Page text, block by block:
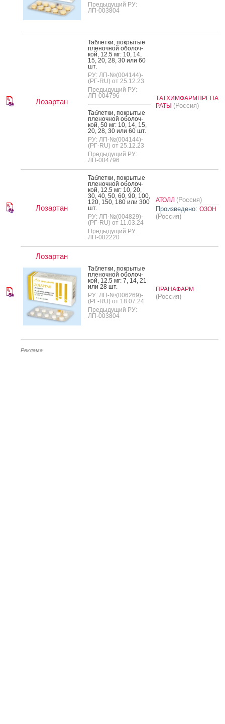
Предыдущий РУ:
ЛП-003804
Лозартан
Таб­летки, пок­ры­тые
пле­ноч­ной обо­лоч­
кой, 12.5 мг: 10, 14,
15, 20, 28, 30 или 60
шт.
РУ: ЛП-№(004144)-
(РГ-RU) от 25.12.23
Предыдущий РУ:
ЛП-004796
Таб­летки, пок­ры­тые
пле­ноч­ной обо­лоч­
кой, 50 мг: 10, 14, 15,
20, 28, 30 или 60 шт.
РУ: ЛП-№(004144)-
(РГ-RU) от 25.12.23
Предыдущий РУ:
ЛП-004796
ТАТХИМФАРМПРЕПА
РАТЫ (Россия)
Лозартан
Таб­летки, пок­ры­тые
пле­ноч­ной обо­лоч­
кой, 12.5 мг: 10, 20,
30, 40, 50, 60, 90, 100,
120, 150, 180 или 300
шт.
РУ: ЛП-№(004829)-
(РГ-RU) от 11.03.24
Предыдущий РУ:
ЛП-002220
АТОЛЛ (Россия)
Произведено: ОЗОН
(Россия)
Лозартан
Таб­летки, пок­ры­тые
пле­ноч­ной обо­лоч­
кой, 12.5 мг: 7, 14, 21
или 28 шт.
РУ: ЛП-№(006269)-
(РГ-RU) от 18.07.24
Предыдущий РУ:
ЛП-003804
ПРАНАФАРМ
(Россия)
Реклама